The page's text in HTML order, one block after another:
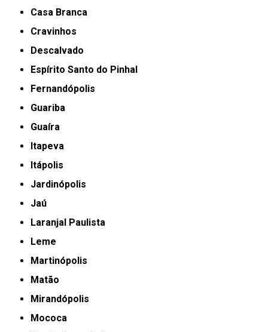
Casa Branca
Cravinhos
Descalvado
Espírito Santo do Pinhal
Fernandópolis
Guariba
Guaíra
Itapeva
Itápolis
Jardinópolis
Jaú
Laranjal Paulista
Leme
Martinópolis
Matão
Mirandópolis
Mococa